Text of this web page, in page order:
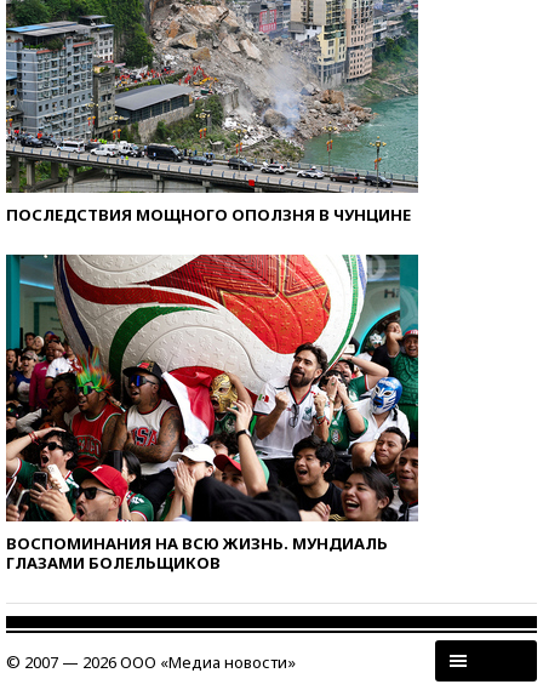
ПОСЛЕДСТВИЯ МОЩНОГО ОПОЛЗНЯ В ЧУНЦИНЕ
ВОСПОМИНАНИЯ НА ВСЮ ЖИЗНЬ. МУНДИАЛЬ
ГЛАЗАМИ БОЛЕЛЬЩИКОВ
© 2007 — 2026 ООО «Медиа новости»